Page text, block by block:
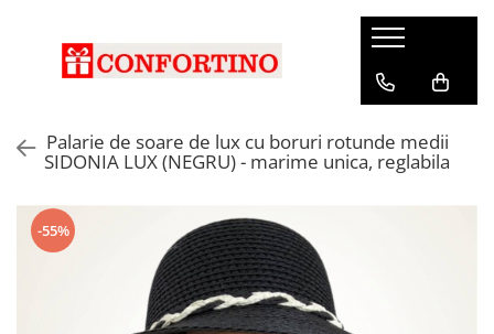
Palarie de soare de lux cu boruri rotunde medii
SIDONIA LUX (NEGRU) - marime unica, reglabila
-55%